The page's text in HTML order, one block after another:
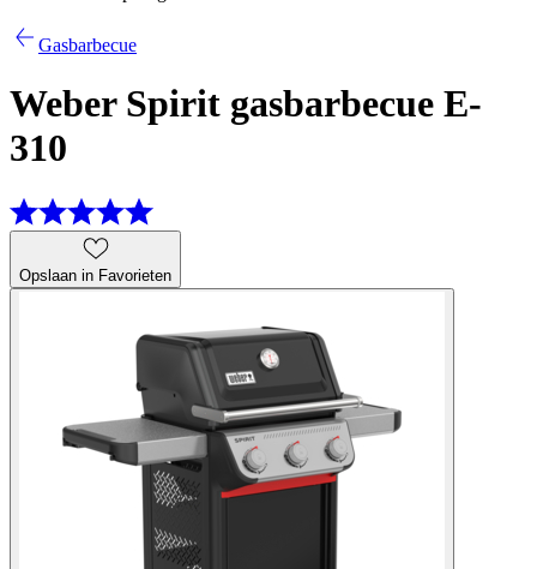
Gasbarbecue
Weber Spirit gasbarbecue E-
310
Opslaan in Favorieten